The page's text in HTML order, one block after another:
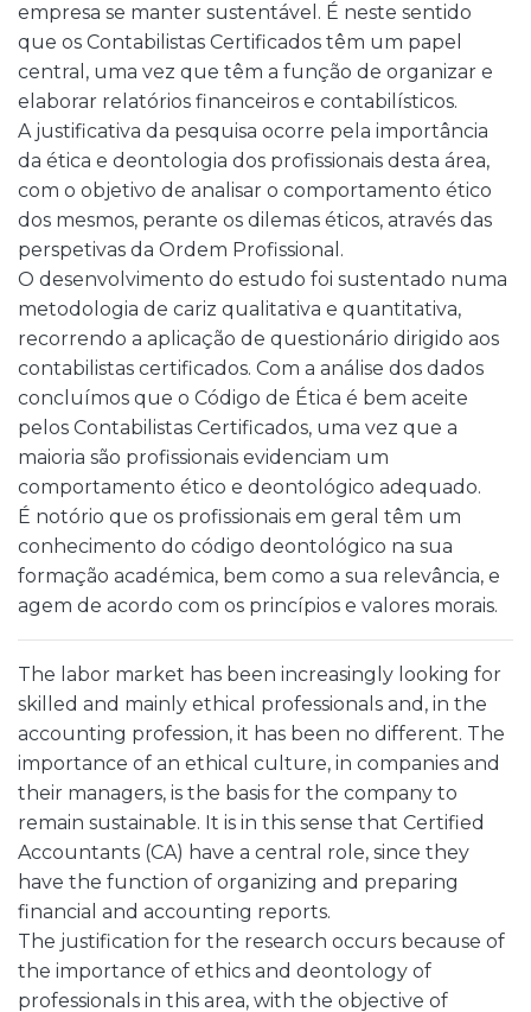
empresa se manter sustentável. É neste sentido
que os Contabilistas Certificados têm um papel
central, uma vez que têm a função de organizar e
elaborar relatórios financeiros e contabilísticos.
A justificativa da pesquisa ocorre pela importância
da ética e deontologia dos profissionais desta área,
com o objetivo de analisar o comportamento ético
dos mesmos, perante os dilemas éticos, através das
perspetivas da Ordem Profissional.
O desenvolvimento do estudo foi sustentado numa
metodologia de cariz qualitativa e quantitativa,
recorrendo a aplicação de questionário dirigido aos
contabilistas certificados. Com a análise dos dados
concluímos que o Código de Ética é bem aceite
pelos Contabilistas Certificados, uma vez que a
maioria são profissionais evidenciam um
comportamento ético e deontológico adequado.
É notório que os profissionais em geral têm um
conhecimento do código deontológico na sua
formação académica, bem como a sua relevância, e
agem de acordo com os princípios e valores morais.
The labor market has been increasingly looking for
skilled and mainly ethical professionals and, in the
accounting profession, it has been no different. The
importance of an ethical culture, in companies and
their managers, is the basis for the company to
remain sustainable. It is in this sense that Certified
Accountants (CA) have a central role, since they
have the function of organizing and preparing
financial and accounting reports.
The justification for the research occurs because of
the importance of ethics and deontology of
professionals in this area, with the objective of